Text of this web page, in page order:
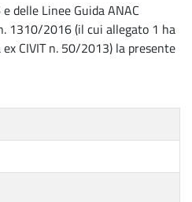
delle Linee Guida ANAC
1310/2016 (il cui allegato 1 ha
CIVIT n. 50/2013) la presente